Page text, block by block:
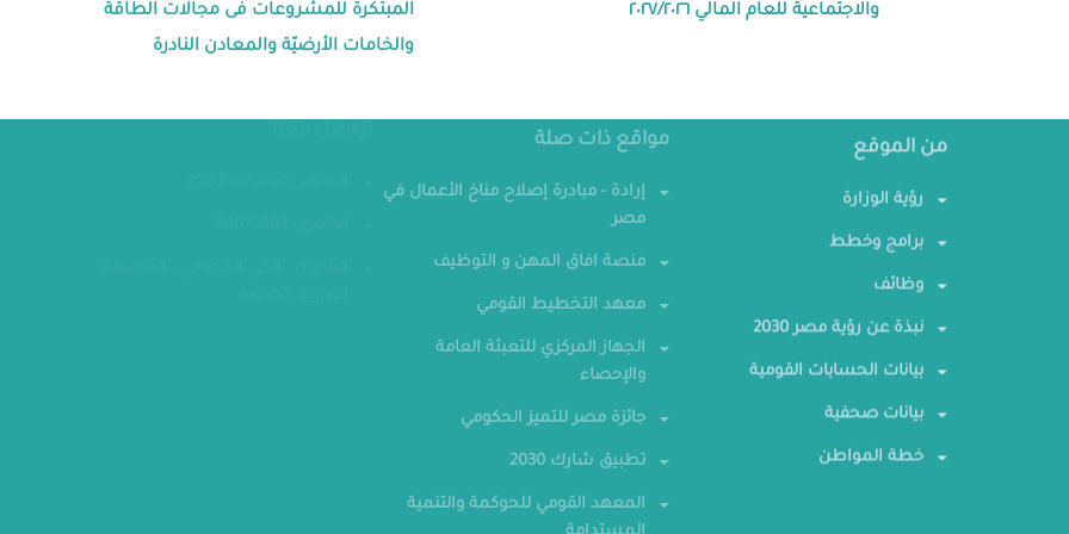
والاجتماعية للعام المالي ٢٠٢٧/٢٠٢٦
المبتكرة للمشروعات فى مجالات الطاقة
والخامات الأرضيّة والمعادن النادرة
من الموقع
رؤية الوزارة
برامج وخطط
وظائف
نبذة عن رؤية مصر 2030
بيانات الحسابات القومية
بيانات صحفية
خطة المواطن
مواقع ذات صلة
إرادة - مبادرة إصلاح مناخ الأعمال في
معهد التخطيط القومي
الجهاز المركزي للتعبئة العامة
والإحصاء
جائزة مصر للتميز الحكومي
المعهد القومي للحوكمة والتنمية